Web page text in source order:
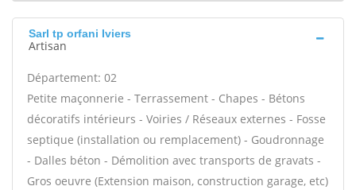
Sarl tp orfani Iviers
Artisan
Département: 02
Petite maçonnerie - Terrassement - Chapes - Bétons
décoratifs intérieurs - Voiries / Réseaux externes - Fosse
septique (installation ou remplacement) - Goudronnage
- Dalles béton - Démolition avec transports de gravats -
Gros oeuvre (Extension maison, construction garage, etc)